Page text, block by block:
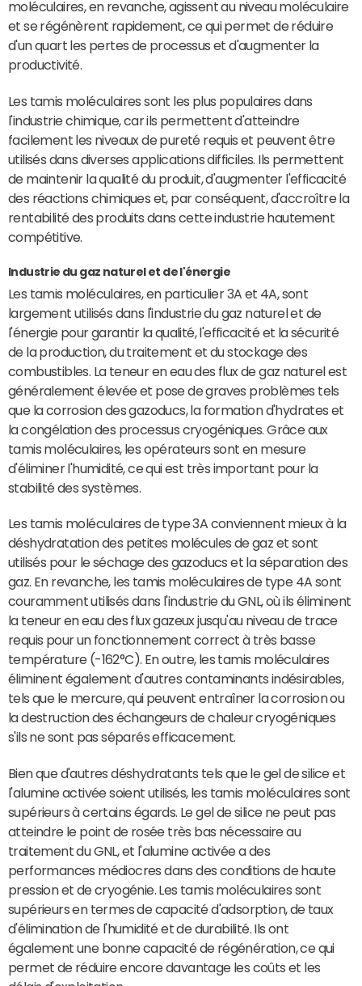
moléculaires, en revanche, agissent au niveau moléculaire
et se régénèrent rapidement, ce qui permet de réduire
d'un quart les pertes de processus et d'augmenter la
productivité.
Les tamis moléculaires sont les plus populaires dans
l'industrie chimique, car ils permettent d'atteindre
facilement les niveaux de pureté requis et peuvent être
utilisés dans diverses applications difficiles. Ils permettent
de maintenir la qualité du produit, d'augmenter l'efficacité
des réactions chimiques et, par conséquent, d'accroître la
rentabilité des produits dans cette industrie hautement
compétitive.
Industrie du gaz naturel et de l'énergie
Les tamis moléculaires, en particulier 3A et 4A, sont
largement utilisés dans l'industrie du gaz naturel et de
l'énergie pour garantir la qualité, l'efficacité et la sécurité
de la production, du traitement et du stockage des
combustibles. La teneur en eau des flux de gaz naturel est
généralement élevée et pose de graves problèmes tels
que la corrosion des gazoducs, la formation d'hydrates et
la congélation des processus cryogéniques. Grâce aux
tamis moléculaires, les opérateurs sont en mesure
d'éliminer l'humidité, ce qui est très important pour la
stabilité des systèmes.
Les tamis moléculaires de type 3A conviennent mieux à la
déshydratation des petites molécules de gaz et sont
utilisés pour le séchage des gazoducs et la séparation des
gaz. En revanche, les tamis moléculaires de type 4A sont
couramment utilisés dans l'industrie du GNL, où ils éliminent
la teneur en eau des flux gazeux jusqu'au niveau de trace
requis pour un fonctionnement correct à très basse
température (-162°C). En outre, les tamis moléculaires
éliminent également d'autres contaminants indésirables,
tels que le mercure, qui peuvent entraîner la corrosion ou
la destruction des échangeurs de chaleur cryogéniques
s'ils ne sont pas séparés efficacement.
Bien que d'autres déshydratants tels que le gel de silice et
l'alumine activée soient utilisés, les tamis moléculaires sont
supérieurs à certains égards. Le gel de silice ne peut pas
atteindre le point de rosée très bas nécessaire au
traitement du GNL, et l'alumine activée a des
performances médiocres dans des conditions de haute
pression et de cryogénie. Les tamis moléculaires sont
supérieurs en termes de capacité d'adsorption, de taux
d'élimination de l'humidité et de durabilité. Ils ont
également une bonne capacité de régénération, ce qui
permet de réduire encore davantage les coûts et les